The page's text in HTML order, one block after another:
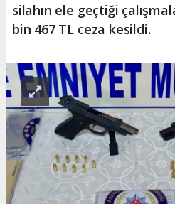
silahın ele geçtiği
bin 467 TL ceza kesildi.